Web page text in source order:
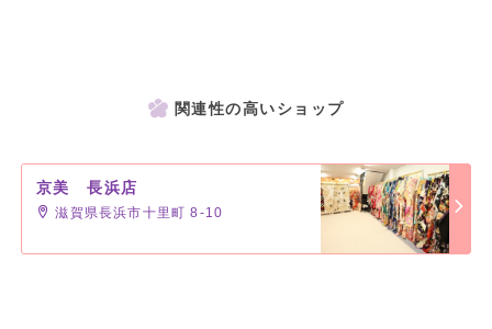
関連性の高いショップ
京美 長浜店
滋賀県長浜市十里町 8-10